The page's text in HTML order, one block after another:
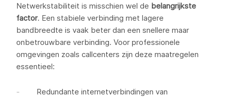
Netwerkstabiliteit is misschien wel de belangrijkste
factor. Een stabiele verbinding met lagere
bandbreedte is vaak beter dan een snellere maar
onbetrouwbare verbinding. Voor professionele
omgevingen zoals callcenters zijn deze maatregelen
essentieel:
Redundante internetverbindingen van